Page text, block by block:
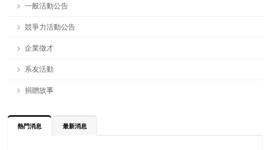
一般活動公告
競爭力活動公告
企業徵才
系友活動
捐贈故事
熱門消息 最新消息